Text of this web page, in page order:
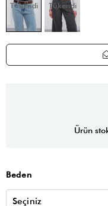
Tükendi Tükendi
Ürün
Beden